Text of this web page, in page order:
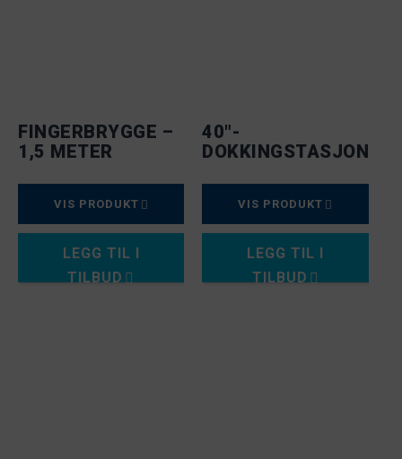
FINGERBRYGGE –
1,5 METER
VIS PRODUKT
LEGG TIL I
TILBUD
40"-
DOKKINGSTASJON
VIS PRODUKT
LEGG TIL I
TILBUD